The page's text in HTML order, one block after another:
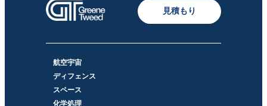
見積もり
航空宇宙
ディフェンス
スペース
化学処理